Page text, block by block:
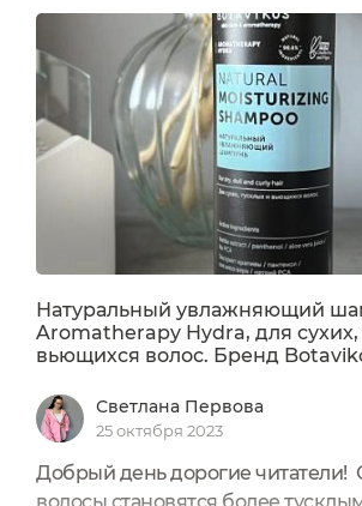
Натуральный увлажняющий
Aromatherapy Hydra, для сухих,
вьющихся волос. Бренд
Светлана Первова
25 октября 2023
Добрый день дорогие